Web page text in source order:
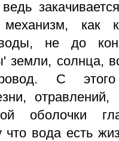
ведь
как
не до
земли, солнца,
С этого
оболочки
что вода есть